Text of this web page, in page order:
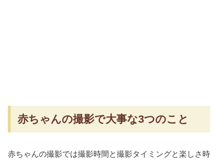
赤ちゃんの撮影で大事な3つのこと
赤ちゃんの撮影では撮影時間と撮影タイミングと楽しさ時